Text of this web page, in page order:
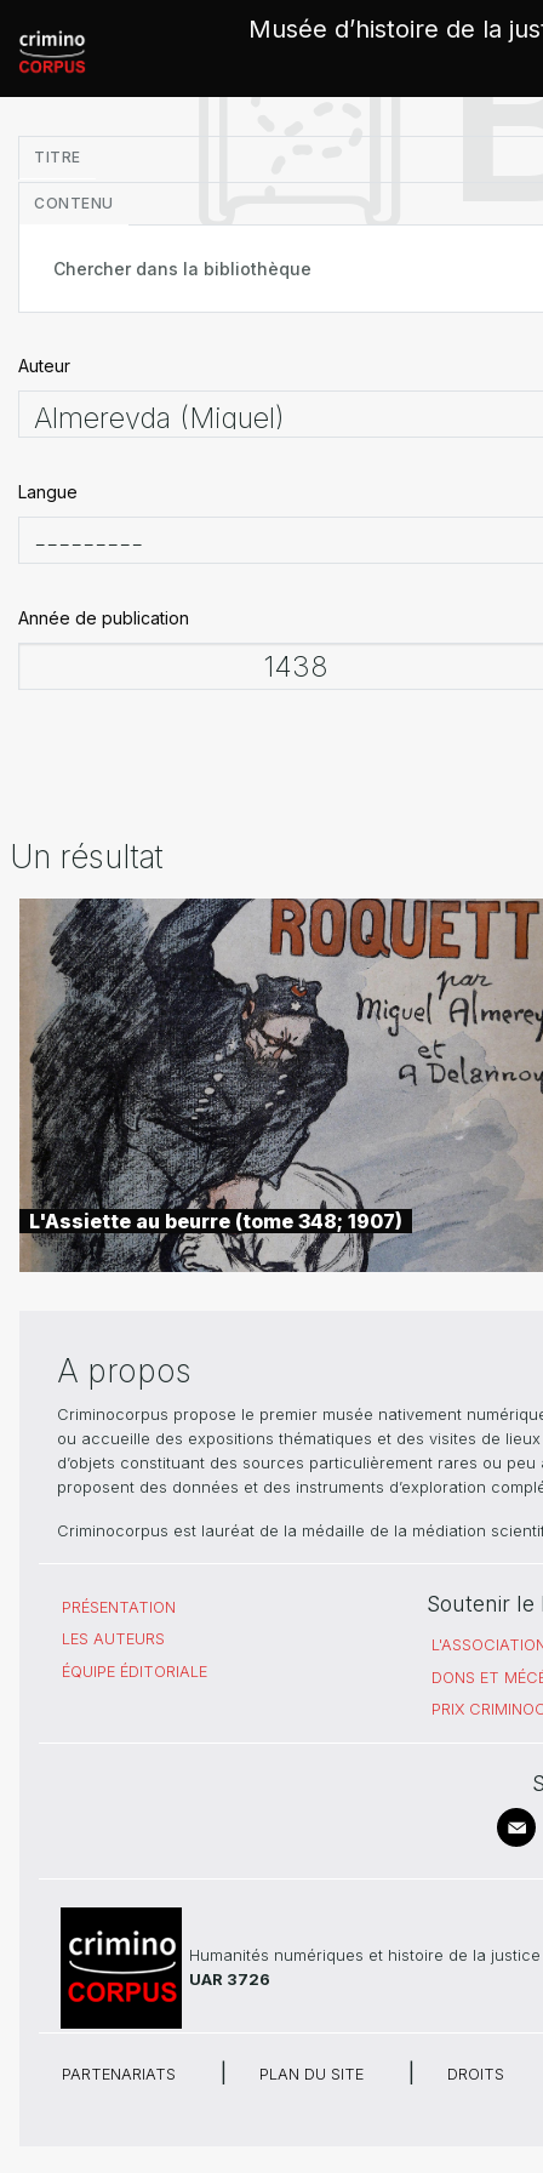
Musée d’histoire de la
TITRE
CONTENU
Auteur
Langue
Année de publication
Un résultat
L'Assiette au beurre (tome 348; 1907)
A propos
Criminocorpus propose le premier musée nativement
ou accueille des expositions thématiques et des visites de
d’objets constituant des sources particulièrement rares ou
proposent des données et des instruments d’exploration
Criminocorpus est lauréat de la médaille de la médiation
PRÉSENTATION
LES AUTEURS
ÉQUIPE ÉDITORIALE
Soutenir le
DONS ET
PRIX
Humanités numériques et histoire de la justice
UAR 3726
PARTENARIATS PLAN DU SITE DROITS
Panneau de gestion des cookies